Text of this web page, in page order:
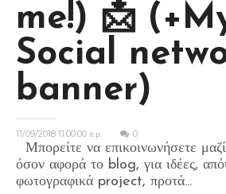
me!) 📩
Social
banner)
11/09/2018 11:00:00 π.μ. 0
Μπορείτε να επικοινωνήσετε
όσον αφορά το blog, για ιδέες,
φωτογραφικά project, προτά...